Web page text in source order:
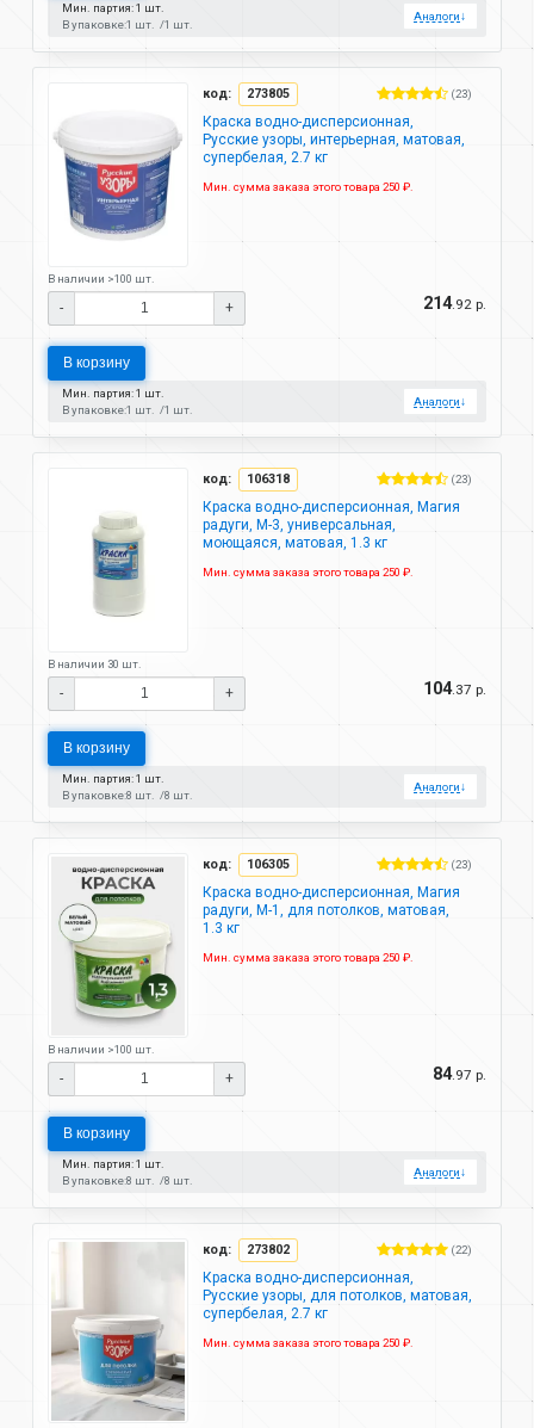
Мин. партия: 1 шт.
В упаковке:1 шт. 1 шт.
Аналоги↓
код: 273805 (23)
Краска водно-дисперсионная,
Русские узоры, интерьерная, матовая,
супербелая, 2.7 кг
Мин. сумма заказа этого товара 250 ₽.
В наличии >100 шт.
- + 214.92 р.
В корзину
Мин. партия: 1 шт.
В упаковке:1 шт. 1 шт.
Аналоги↓
код: 106318 (23)
Краска водно-дисперсионная, Магия
радуги, М-3, универсальная,
моющаяся, матовая, 1.3 кг
Мин. сумма заказа этого товара 250 ₽.
В наличии 30 шт.
- + 104.37 р.
В корзину
Мин. партия: 1 шт.
В упаковке:8 шт. 8 шт.
Аналоги↓
код: 106305 (23)
Краска водно-дисперсионная, Магия
радуги, М-1, для потолков, матовая,
1.3 кг
Мин. сумма заказа этого товара 250 ₽.
В наличии >100 шт.
- + 84.97 р.
В корзину
Мин. партия: 1 шт.
В упаковке:8 шт. 8 шт.
Аналоги↓
код: 273802 (22)
Краска водно-дисперсионная,
Русские узоры, для потолков, матовая,
супербелая, 2.7 кг
Мин. сумма заказа этого товара 250 ₽.